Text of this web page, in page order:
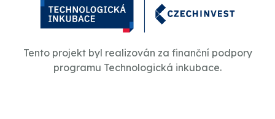
Tento projekt byl realizován za finanční podpory
programu Technologická inkubace.